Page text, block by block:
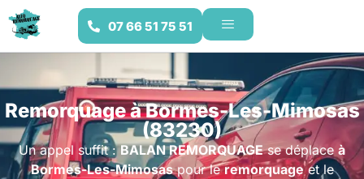
07 66 51 75 51
Remorquage à Bormes-Les-Mimosas
(83230)
Un appel suffit :BALAN REMORQUAGEse déplace à
Bormes-Les-Mimosaspour leremorquageet le